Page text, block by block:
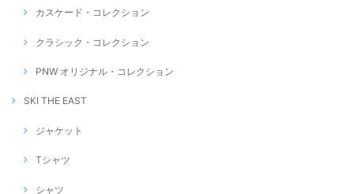
カスケード・コレクション
クラシック・コレクション
PNW オリジナル・コレクション
SKI THE EAST
ジャケット
Tシャツ
シャツ